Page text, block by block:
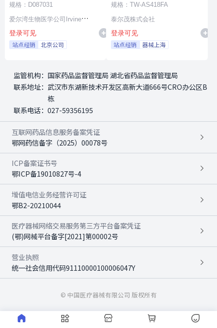
规格：D087031
爱尔湾生物医学公司Irvine
Biomedical,Inc. a St. Jude
Medical Company
登录可见
站点经销 北京公司
规格：TW-AS418FA
泰尔茂株式会社
登录可见
站点经销 器械上海
监管机构： 国家药品监督管理局 湖北省药品监督管理局
联系地址： 武汉市东湖新技术开发区高新大道666号CRO办公区B
栋
联系电话： 027-59356195
互联网药品信息服务备案凭证
鄂网药信备字（2025）00078号
ICP备案证书号
鄂ICP备19010827号-4
增值电信业务经营许可证
鄂B2-20210044
医疗器械网络交易服务第三方平台备案凭证
(鄂)网械平台备字[2021]第00002号
营业执照
统一社会信用代码91110000100006047Y
© 中国医疗器械有限公司 版权所有